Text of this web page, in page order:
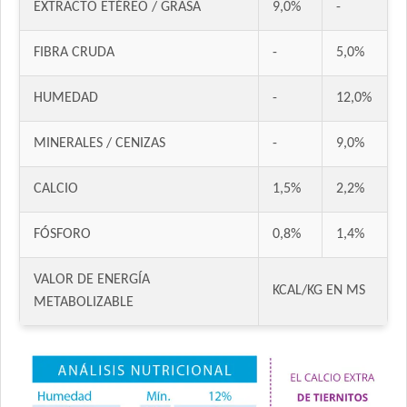
Handler Perro Cachorro
Iron Pet Perro Cachorro
Jager Perro Cachorro
Ken-L Perro Cachorro de Razas Pequeñas
Kongo Perro Cachorro Todas las Razas
Maintenance Criadores Perro Cachorro
Max Pet Perro Cachorro
Maxxium Perrro Cachorro Pollo de Campo y Arroz
Montañés Perro Cachorro
Natural Meat Perro Cachorro
EXTRACTO ETÉREO / GRASA 9,0% -
FIBRA CRUDA - 5,0%
HUMEDAD - 12,0%
MINERALES / CENIZAS - 9,0%
CALCIO 1,5% 2,2%
FÓSFORO 0,8% 1,4%
VALOR DE ENERGÍA
METABOLIZABLE
KCAL/KG EN MS